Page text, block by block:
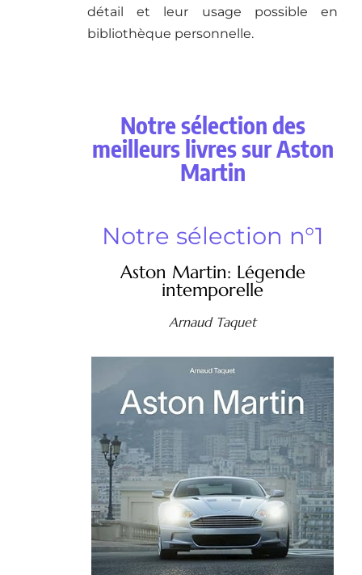
détail et leur usage possible en
bibliothèque personnelle.
Notre sélection des
meilleurs livres sur Aston
Martin
Notre sélection n°1
Aston Martin: Légende
intemporelle
Arnaud Taquet